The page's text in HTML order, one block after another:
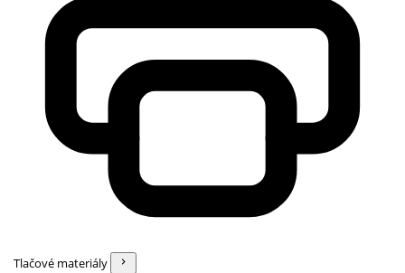
Tlačové materiály